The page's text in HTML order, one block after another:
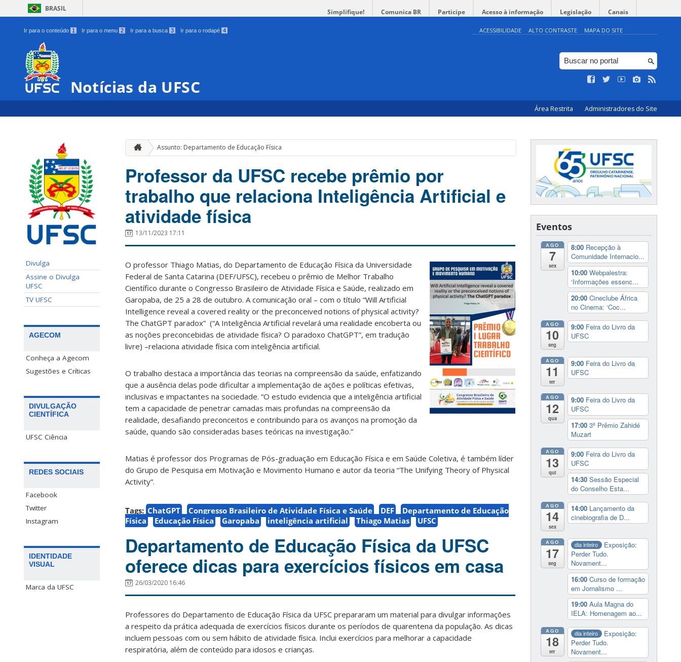
BRASIL Simplifique! Comunica BR Participe Acesso à informação Legislação Canais
Ir para o conteúdo 1 Ir para o menu 2 Ir para a busca 3 Ir para o rodapé 4 ACESSIBILIDADE ALTO CONTRASTE MAPA DO SITE
Notícias da UFSC
Área Restrita Administradores do Site
Divulga
Assine o Divulga
UFSC
TV UFSC
AGECOM
Conheça a Agecom
Sugestões e Críticas
DIVULGAÇÃO
CIENTÍFICA
UFSC Ciência
REDES SOCIAIS
Facebook
Twitter
Instagram
IDENTIDADE
VISUAL
Marca da UFSC
Assunto: Departamento de Educação Física
Professor da UFSC recebe prêmio por
trabalho que relaciona Inteligência Artificial e
atividade física
13/11/2023 17:11
O professor Thiago Matias, do Departamento de Educação Física da Universidade
Federal de Santa Catarina (DEF/UFSC), recebeu o prêmio de Melhor Trabalho
Científico durante o Congresso Brasileiro de Atividade Física e Saúde, realizado em
Garopaba, de 25 a 28 de outubro. A comunicação oral – com o título “Will Artificial
Intelligence reveal a covered reality or the preconceived notions of physical activity?
The ChatGPT paradox” (“A Inteligência Artificial revelará uma realidade encoberta ou
as noções preconcebidas de atividade física? O paradoxo ChatGPT”, em tradução
livre) –relaciona atividade física com inteligência artificial.
O trabalho destaca a importância das teorias na compreensão da saúde, enfatizando
que a ausência delas pode dificultar a implementação de ações e políticas efetivas,
inclusivas e impactantes na sociedade. “O estudo evidencia que a inteligência artificial
tem a capacidade de penetrar camadas mais profundas na compreensão da
realidade, desafiando preconceitos e contribuindo para os avanços na promoção da
saúde, quando são consideradas bases teóricas na investigação.”
Matias é professor dos Programas de Pós-graduação em Educação Física e em Saúde Coletiva, é também líder
do Grupo de Pesquisa em Motivação e Movimento Humano e autor da teoria “The Unifying Theory of Physical
Activity”.
Tags: ChatGPT Congresso Brasileiro de Atividade Física e Saúde DEF
Departamento de Educação
Física
Educação Física Garopaba inteligência artificial Thiago Matias UFSC
Departamento de Educação Física da UFSC
oferece dicas para exercícios físicos em casa
26/03/2020 16:46
Professores do Departamento de Educação Física da UFSC prepararam um material para divulgar informações
a respeito da prática adequada de exercícios físicos durante os períodos de quarentena da população. As dicas
incluem pessoas com ou sem hábito de atividade física. Inclui exercícios para melhorar a capacidade
respiratória, além de conteúdo para idosos e crianças.
Eventos
AGO
7
sex
8:00 Recepção à
Comunidade Internacio...
10:00 Webpalestra:
‘Informações essenc...
20:00 Cineclube África
no Cinema: ‘Coc...
AGO
10
seg
9:00 Feira do Livro da
UFSC
AGO
11
ter
9:00 Feira do Livro da
UFSC
AGO
12
qua
9:00 Feira do Livro da
UFSC
17:00 3º Prêmio Zahidé
Muzart
AGO
13
qui
9:00 Feira do Livro da
UFSC
14:30 Sessão Especial
do Conselho Esta...
AGO
14
sex
14:00 Lançamento da
cinebiografia de D...
AGO
17
seg
dia inteiro
Exposição:
Perder Tudo.
Novament...
16:00 Curso de formação
em Jornalismo ...
19:00 Aula Magna do
IELA: Homenagem ao...
AGO
18
ter
dia inteiro
Exposição:
Perder Tudo.
Novament...